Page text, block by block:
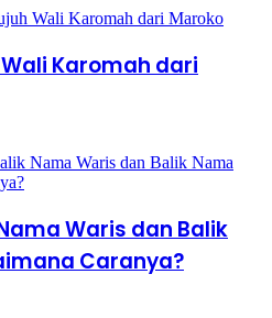
Karomah dari
Waris dan Balik
Caranya?